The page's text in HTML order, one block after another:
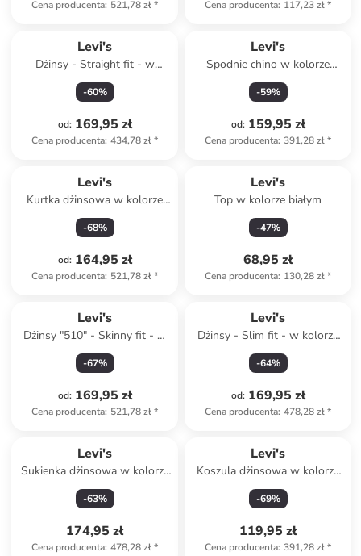
Cena producenta: 521,78 zł* Cena producenta: 117,23 zł*
Levi's
Dżinsy - Straight fit - w
kolorze czarnym
-60%
od: 169,95 zł
Cena producenta: 434,78 zł*
Levi's
Spodnie chino w kolorze
granatowym
-59%
od: 159,95 zł
Cena producenta: 391,28 zł*
Levi's
Kurtka dżinsowa w kolorze
błękitnym
-68%
od: 164,95 zł
Cena producenta: 521,78 zł*
Levi's
Top w kolorze białym
-47%
68,95 zł
Cena producenta: 130,28 zł*
Levi's
Dżinsy "510" - Skinny fit - w
kolorze czarnym
-67%
od: 169,95 zł
Cena producenta: 521,78 zł*
Levi's
Dżinsy - Slim fit - w kolorze
kremowym
-64%
od: 169,95 zł
Cena producenta: 478,28 zł*
Levi's
Sukienka dżinsowa w kolorze
błękitnym
-63%
174,95 zł
Cena producenta: 478,28 zł*
Levi's
Koszula dżinsowa w kolorze
antracytowym
-69%
119,95 zł
Cena producenta: 391,28 zł*